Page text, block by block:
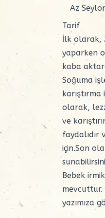
Az
Tarif
İlk olarak,
yaparken
kaba
Soğuma
olarak,
ve
faydalıdır
için.Son
Bebek
mevcuttur.
yazımıza